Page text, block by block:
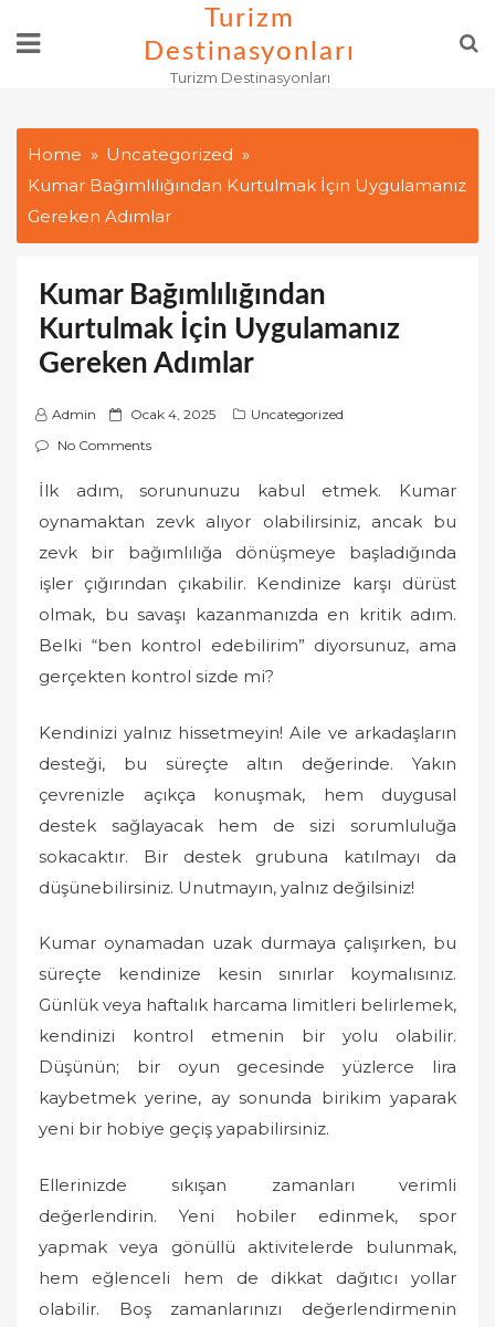
Turizm
Destinasyonları
Turizm Destinasyonları
Home
Uncategorized
Kumar Bağımlılığından Kurtulmak İçin Uygulamanız
Gereken Adımlar
Kumar Bağımlılığından
Kurtulmak İçin Uygulamanız
Gereken Adımlar
Admin
P
o
t
e
Ocak 4, 2025
Uncategorized
No Comments
İlk adım, sorununuzu kabul etmek. Kumar
oynamaktan zevk alıyor olabilirsiniz, ancak bu
zevk bir bağımlılığa dönüşmeye başladığında
işler çığırından çıkabilir. Kendinize karşı dürüst
olmak, bu savaşı kazanmanızda en kritik adım.
Belki “ben kontrol edebilirim” diyorsunuz, ama
gerçekten kontrol sizde mi?
Kendinizi yalnız hissetmeyin! Aile ve arkadaşların
desteği, bu süreçte altın değerinde. Yakın
çevrenizle açıkça konuşmak, hem duygusal
destek sağlayacak hem de sizi sorumluluğa
sokacaktır. Bir destek grubuna katılmayı da
düşünebilirsiniz. Unutmayın, yalnız değilsiniz!
Kumar oynamadan uzak durmaya çalışırken, bu
süreçte kendinize kesin sınırlar koymalısınız.
Günlük veya haftalık harcama limitleri belirlemek,
kendinizi kontrol etmenin bir yolu olabilir.
Düşünün; bir oyun gecesinde yüzlerce lira
kaybetmek yerine, ay sonunda birikim yaparak
yeni bir hobiye geçiş yapabilirsiniz.
Ellerinizde sıkışan zamanları verimli
değerlendirin. Yeni hobiler edinmek, spor
yapmak veya gönüllü aktivitelerde bulunmak,
hem eğlenceli hem de dikkat dağıtıcı yollar
olabilir. Boş zamanlarınızı değerlendirmenin